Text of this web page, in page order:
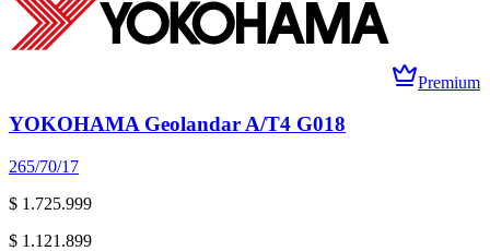
Premium
YOKOHAMA Geolandar A/T4 G018
265/70/17
$ 1.725.999
$ 1.121.899